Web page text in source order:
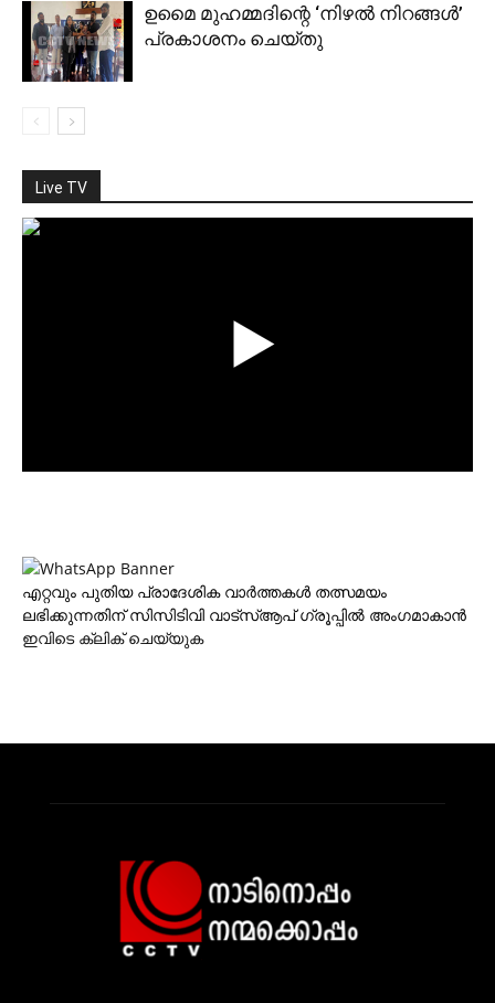
ഉമൈ മുഹമ്മദിന്റെ ‘നിഴല്‍ നിറങ്ങള്‍’
പ്രകാശനം ചെയ്തു
Live TV
എറ്റവും പുതിയ പ്രാദേശിക വാര്‍ത്തകള്‍ തത്സമയം
ലഭിക്കുന്നതിന് സിസിടിവി വാട്‌സ്ആപ് ഗ്രൂപ്പില്‍ അംഗമാകാന്‍
ഇവിടെ ക്ലിക് ചെയ്യുക